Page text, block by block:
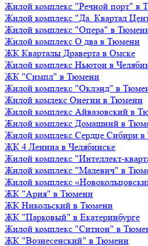
Жилой комплекс "Речной порт" в
Жилой комплекс "Да. Квартал
Жилой комплекс "Опера" в
Жилой комплекс О два в Тюмени
ЖК Кварталы Драверта в Омске
Жилой комплекс Ньютон в
ЖК "Симпл" в Тюмени
Жилой комплекс "Оклэнд" в
Жилой комлекс Онегин в Тюмени
Жилой комплекс Айвазовский в
Жилой комплекс Домашний в
Жилой комплекс Сердце Сибири
ЖК 4 Ленина в Челябинске
Жилой комплекс "Интеллект-
Жилой комплекс "Малевич" в
Жилой комплекс
ЖК "Ария" в Тюмени
ЖК Никольский в Тюмени
ЖК "Парковый" в Екатеринбурге
Жилой комплекс "Ситион" в
ЖК "Вознесенский" в Тюмени